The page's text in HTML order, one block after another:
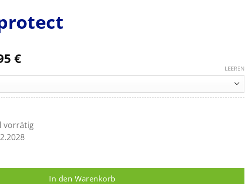
€Preisspanne:
53,95 €
LEEREN
vorrätig
In den Warenkorb